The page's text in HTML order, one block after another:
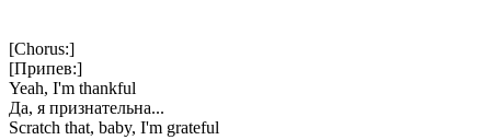
[Chorus:]
[Припев:]
Yeah, I'm thankful
Да, я признательна...
Scratch that, baby, I'm grateful